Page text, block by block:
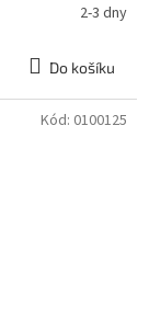
2-3 dny
Do košíku
Kód: 0100125